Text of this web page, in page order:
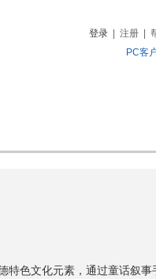
登录 注册
PC客
特色文化元素，通过童话叙事